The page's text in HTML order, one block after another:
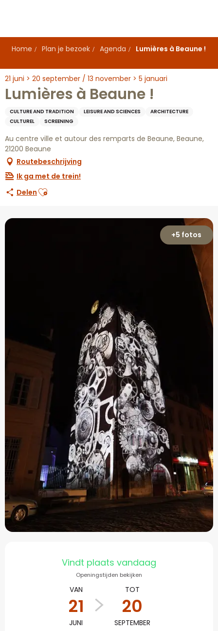
principal
Home
Plan je bezoek Agenda Lumières à Beaune !
21 juni > 20 september / 13 november > 5 januari
Lumières à Beaune !
CULTURE AND TRADITION LEISURE AND SCIENCES
ARCHITECTURE
CULTUREL
SCREENING
Au centre ville et autour des remparts de Beaune, Beaune,
21200 Beaune
Routebeschrijving
Ik ga met de trein!
Delen Ajouter aux favoris
+5 fotos
Openingstijden en
Vindt plaats vandaag
Openingstijden bekijken
VAN
21
JUNI
TOT
20
SEPTEMBER